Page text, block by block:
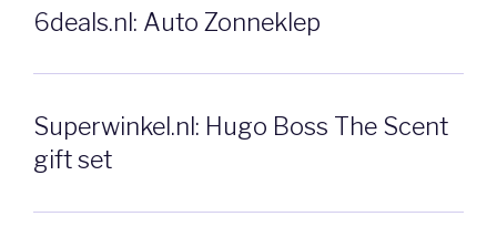
6deals.nl: Auto Zonneklep
Superwinkel.nl: Hugo Boss The Scent
gift set